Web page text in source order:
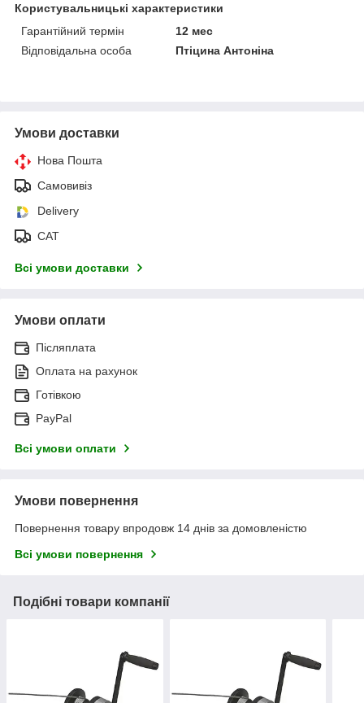
Користувальницькі характеристики
Гарантійний термін
12 мес
Відповідальна особа
Птіцина Антоніна
Умови доставки
Нова Пошта
Самовивіз
Delivery
САТ
Всі умови доставки
Умови оплати
Післяплата
Оплата на рахунок
Готівкою
PayPal
Всі умови оплати
Умови повернення
Повернення товару впродовж 14 днів за домовленістю
Всі умови повернення
Подібні товари компанії